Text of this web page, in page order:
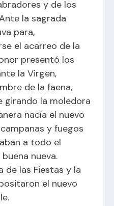
y de los
la sagrada
para,
el acarreo de la
presentó los
la Virgen,
de la faena,
girando la moledora
nacía el nuevo
y fuegos
a todo el
nueva.
de las Fiestas y la
el nuevo